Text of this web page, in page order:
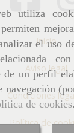
utiliza
el uso
de un perfil
navegación
de cookies.
Inicio
Aviso legal
Condiciones
Política de